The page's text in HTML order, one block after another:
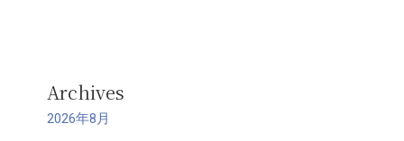
Archives
2026年8月